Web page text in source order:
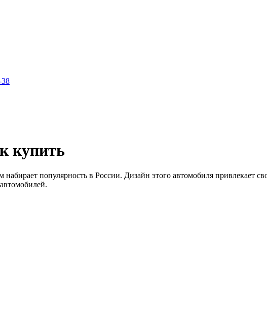
38
купить
популярность в России. Дизайн этого автомобиля привлекает